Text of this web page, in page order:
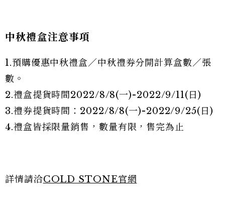
中秋禮盒注意事項
1.預購優惠中秋禮盒／中秋禮券分開計算盒數／張
數。
2.禮盒提貨時間2022/8/8(一)-2022/9/11(日)
3.禮券提貨時間：2022/8/8(一)-2022/9/25(日)
4.禮盒皆採限量銷售，數量有限，售完為止
詳情請洽COLD STONE官網